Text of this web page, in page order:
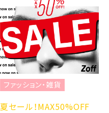
ファッション・雑貨
夏セール！MAX50%OFF